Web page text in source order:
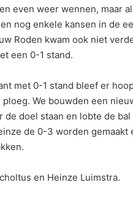
even weer wennen, maar
nog enkele kansen in de
Roden kwam ook niet
een 0-1 stand.
met 0-1 stand bleef er
We bouwden een
doel staan en lobte de
de 0-3 worden
en Heinze Luimstra.